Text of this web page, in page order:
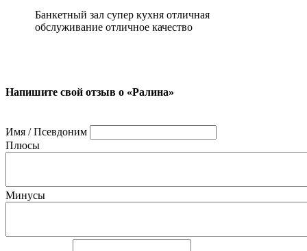
Банкетный зал супер кухня отличная
обслуживание отличное качество
Напишите свой отзыв о «Ралина»
Имя / Псевдоним
Плюсы
Минусы